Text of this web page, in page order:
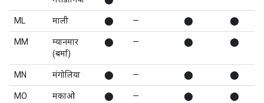
ML माली ⬤ — ⬤ ⬤
MM
म्यानमार
(बर्मा)
⬤ — ⬤ ⬤
MN मंगोलिया ⬤ — ⬤ ⬤
MO मकाओ ⬤ — ⬤ ⬤